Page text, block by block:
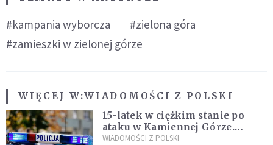
#kampania wyborcza
#zielona góra
#zamieszki w zielonej górze
WIĘCEJ W:WIADOMOŚCI Z POLSKI
15-latek w ciężkim stanie po
ataku w Kamiennej Górze.
Policja zatrzymała dwóch
WIADOMOŚCI Z POLSKI